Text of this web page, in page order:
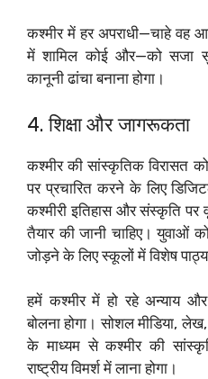
कश्मीर में हर अपराधी—चाहे वह
में शामिल कोई और—को सजा
कानूनी ढांचा बनाना होगा।
4. शिक्षा और जागरूकता
कश्मीर की सांस्कृतिक विरासत
पर प्रचारित करने के लिए
कश्मीरी इतिहास और संस्कृति पर
तैयार की जानी चाहिए। युवाओं
जोड़ने के लिए स्कूलों में विशेष
हमें कश्मीर में हो रहे अन्याय
बोलना होगा। सोशल मीडिया,
के माध्यम से कश्मीर की
राष्ट्रीय विमर्श में लाना होगा।